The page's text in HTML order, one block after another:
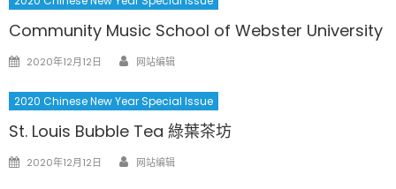
Community Music School of Webster University
Posted
2020年12月12日 Author
网站编辑
2020 Chinese New Year Special Issue
St. Louis Bubble Tea 綠葉茶坊
Posted
2020年12月12日 Author
网站编辑